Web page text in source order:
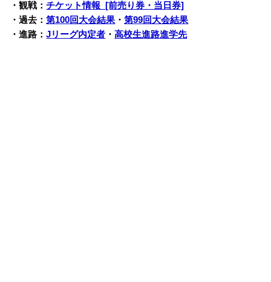
・観戦：チケット情報 [前売り券・当日券]
・過去：第100回大会結果 ・第99回大会結果
・進路：Jリーグ内定者 ・高校生進路進学先